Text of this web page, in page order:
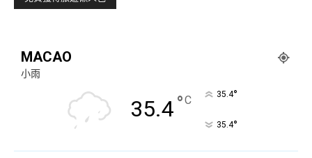
MACAO
小雨
35.4°C 35.4°
35.4°